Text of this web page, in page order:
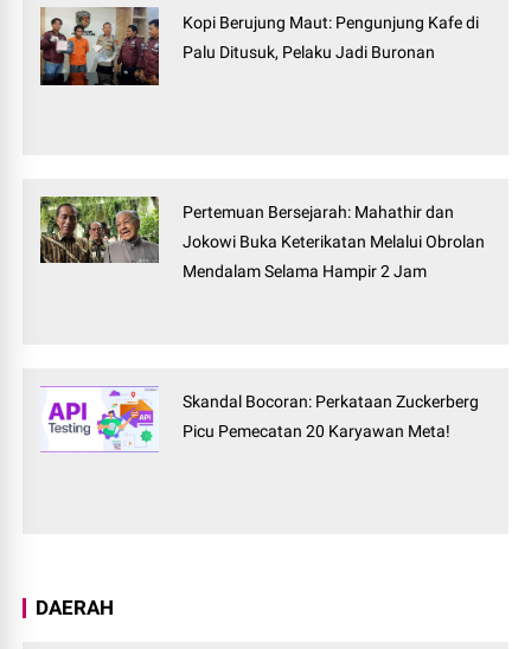
Kopi Berujung Maut: Pengunjung Kafe di
Palu Ditusuk, Pelaku Jadi Buronan
Pertemuan Bersejarah: Mahathir dan
Jokowi Buka Keterikatan Melalui Obrolan
Mendalam Selama Hampir 2 Jam
Skandal Bocoran: Perkataan Zuckerberg
Picu Pemecatan 20 Karyawan Meta!
DAERAH